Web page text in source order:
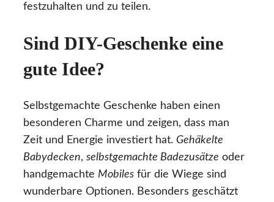
festzuhalten und zu teilen.
Sind DIY-Geschenke eine
gute Idee?
Selbstgemachte Geschenke haben einen
besonderen Charme und zeigen, dass man
Zeit und Energie investiert hat. Gehäkelte
Babydecken, selbstgemachte Badezusätze oder
handgemachte Mobiles für die Wiege sind
wunderbare Optionen. Besonders geschätzt